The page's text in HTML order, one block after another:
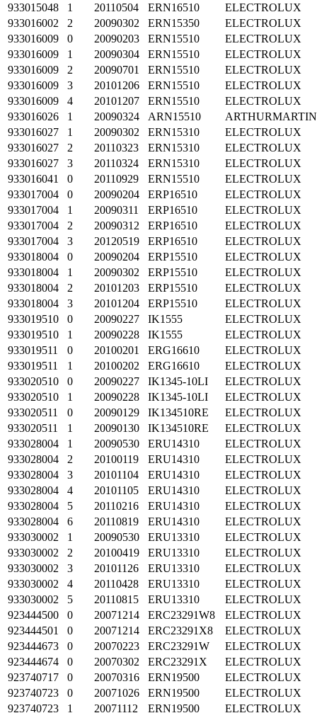
933015048
1 20110504 ERN16510
ELECTROLUX
933016002
2 20090302 ERN15350
ELECTROLUX
933016009
0 20090203 ERN15510
ELECTROLUX
933016009
1 20090304 ERN15510
ELECTROLUX
933016009
2 20090701 ERN15510
ELECTROLUX
933016009
3 20101206 ERN15510
ELECTROLUX
933016009
4 20101207 ERN15510
ELECTROLUX
933016026
1 20090324 ARN15510
933016027
1 20090302 ERN15310
ELECTROLUX
933016027
2 20110323 ERN15310
ELECTROLUX
933016027
3 20110324 ERN15310
ELECTROLUX
933016041
0 20110929 ERN15510
ELECTROLUX
933017004
0 20090204 ERP16510
ELECTROLUX
933017004
1 20090311 ERP16510
ELECTROLUX
933017004
2 20090312 ERP16510
ELECTROLUX
933017004
3 20120519 ERP16510
ELECTROLUX
933018004
0 20090204 ERP15510
ELECTROLUX
933018004
1 20090302 ERP15510
ELECTROLUX
933018004
2 20101203 ERP15510
ELECTROLUX
933018004
3 20101204 ERP15510
ELECTROLUX
933019510
0 20090227 IK1555
ELECTROLUX
933019510
1 20090228 IK1555
ELECTROLUX
933019511
0 20100201 ERG16610
ELECTROLUX
933019511
1 20100202 ERG16610
ELECTROLUX
933020510
0 20090227 IK1345-10LI
ELECTROLUX
933020510
1 20090228 IK1345-10LI
ELECTROLUX
933020511
0 20090129 IK134510RE
ELECTROLUX
933020511
1 20090130 IK134510RE
ELECTROLUX
933028004
1 20090530 ERU14310
ELECTROLUX
933028004
2 20100119 ERU14310
ELECTROLUX
933028004
3 20101104 ERU14310
ELECTROLUX
933028004
4 20101105 ERU14310
ELECTROLUX
933028004
5 20110216 ERU14310
ELECTROLUX
933028004
6 20110819 ERU14310
ELECTROLUX
933030002
1 20090530 ERU13310
ELECTROLUX
933030002
2 20100419 ERU13310
ELECTROLUX
933030002
3 20101126 ERU13310
ELECTROLUX
933030002
4 20110428 ERU13310
ELECTROLUX
933030002
5 20110815 ERU13310
ELECTROLUX
923444500
0 20071214 ERC23291W8
ELECTROLUX
923444501
0 20071214 ERC23291X8
ELECTROLUX
923444673
0 20070223 ERC23291W
ELECTROLUX
923444674
0 20070302 ERC23291X
ELECTROLUX
923740717
0 20070316 ERN19500
ELECTROLUX
923740723
0 20071026 ERN19500
ELECTROLUX
923740723
1 20071112 ERN19500 ELECTROLUX